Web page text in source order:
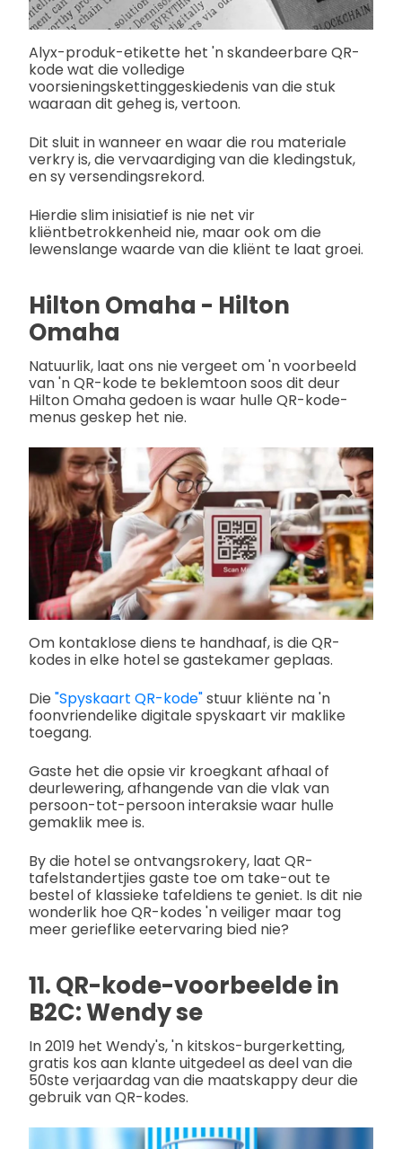
Alyx-produk-etikette het 'n skandeerbare QR-
kode wat die volledige
voorsieningskettinggeskiedenis van die stuk
waaraan dit geheg is, vertoon.
Dit sluit in wanneer en waar die rou materiale
verkry is, die vervaardiging van die kledingstuk,
en sy versendingsrekord.
Hierdie slim inisiatief is nie net vir
kliëntbetrokkenheid nie, maar ook om die
lewenslange waarde van die kliënt te laat groei.
Hilton Omaha - Hilton
Omaha
Natuurlik, laat ons nie vergeet om 'n voorbeeld
van 'n QR-kode te beklemtoon soos dit deur
Hilton Omaha gedoen is waar hulle QR-kode-
menus geskep het nie.
Om kontaklose diens te handhaaf, is die QR-
kodes in elke hotel se gastekamer geplaas.
Die "Spyskaart QR-kode"stuur kliënte na 'n
foonvriendelike digitale spyskaart vir maklike
toegang.
Gaste het die opsie vir kroegkant afhaal of
deurlewering, afhangende van die vlak van
persoon-tot-persoon interaksie waar hulle
gemaklik mee is.
By die hotel se ontvangsrokery, laat QR-
tafelstandertjies gaste toe om take-out te
bestel of klassieke tafeldiens te geniet. Is dit nie
wonderlik hoe QR-kodes 'n veiliger maar tog
meer gerieflike eetervaring bied nie?
11. QR-kode-voorbeelde in
B2C: Wendy se
In 2019 het Wendy's, 'n kitskos-burgerketting,
gratis kos aan klante uitgedeel as deel van die
50ste verjaardag van die maatskappy deur die
gebruik van QR-kodes.